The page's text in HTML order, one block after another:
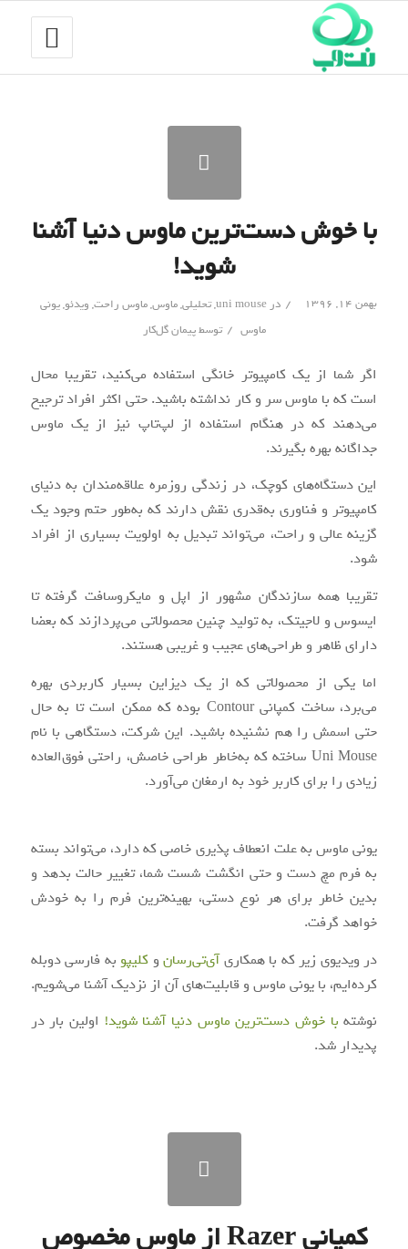
با خوش دست‌ترین ماوس دنیا آشنا
شوید!
بهمن ۱۴, ۱۳۹۶ / در uni mouse
,تحلیلی,ماوس,ماوس راحت, ویدئو,یونی
ماوس / توسطپیمان گل‌کار
اگر شما از یک کامپیوتر خانگی استفاده می‌کنید، تقریبا محال
است که با ماوس سر و کار نداشته باشید. حتی اکثر افراد ترجیح
می‌دهند که در هنگام استفاده از لپ‌تاپ نیز از یک ماوس
جداگانه بهره بگیرند.
این دستگاه‌های کوچک، در زندگی روزمره علاقه‌مندان به دنیای
کامپیوتر و فناوری به‌قدری نقش دارند که به‌طور حتم وجود یک
گزینه عالی و راحت، می‌تواند تبدیل به اولویت بسیاری از افراد
شود.
تقریبا همه سازندگان مشهور از اپل و مایکروسافت گرفته تا
ایسوس و لاجیتک، به تولید چنین محصولاتی می‌پردازند که بعضا
دارای ظاهر و طراحی‌های عجیب و غریبی هستند.
اما یکی از محصولاتی که از یک دیزاین بسیار کاربردی بهره
می‌برد، ساخت کمپانی Contour بوده که ممکن است تا به حال
حتی اسمش را هم نشنیده باشید. این شرکت، دستگاهی با نام
Uni Mouse ساخته که به‌خاطر طراحی خاصش، راحتی فوق‌العاده
زیادی را برای کاربر خود به ارمغان می‌آورد.
یونی ماوس به علت انعطاف پذیری خاصی که دارد، می‌تواند بسته
به فرم مچ دست و حتی انگشت شست شما، تغییر حالت بدهد و
بدین خاطر برای هر نوع دستی، بهینه‌ترین فرم را به خودش
خواهد گرفت.
در ویدیوی زیر که با همکاریآی‌تی‌رسانو کلیپو به فارسی دوبله
کرده‌ایم، با یونی ماوس و قابلیت‌های آن از نزدیک آشنا می‌شویم.
نوشته با خوش دست‌ترین ماوس دنیا آشنا شوید! اولین بار در
پدیدار شد.
کمپانی Razer از ماوس مخصوص